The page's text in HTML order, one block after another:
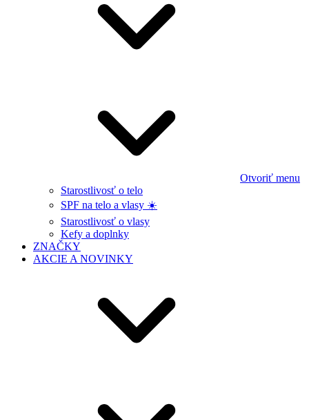
Otvoriť menu
Starostlivosť o telo
SPF na telo a vlasy ☀️
Starostlivosť o vlasy
Kefy a doplnky
ZNAČKY
AKCIE A NOVINKY